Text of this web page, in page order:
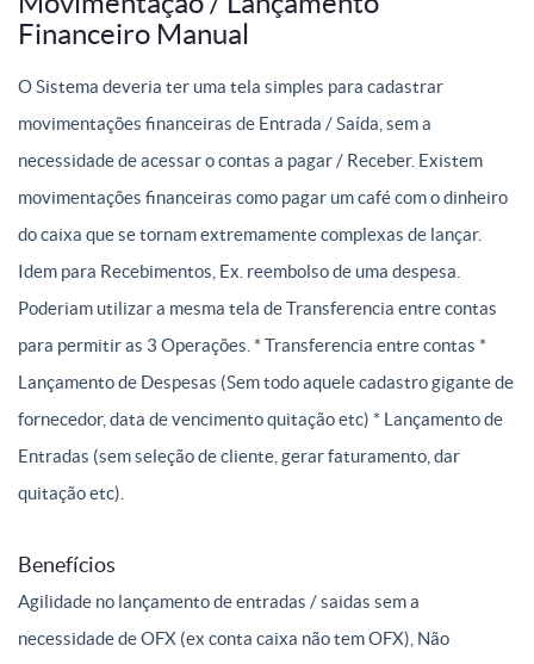
Financeiro Manual
O Sistema deveria ter uma tela simples para cadastrar
movimentações financeiras de Entrada / Saída, sem a
necessidade de acessar o contas a pagar / Receber. Existem
movimentações financeiras como pagar um café com o dinheiro
do caixa que se tornam extremamente complexas de lançar.
Idem para Recebimentos, Ex. reembolso de uma despesa.
Poderiam utilizar a mesma tela de Transferencia entre contas
para permitir as 3 Operações. * Transferencia entre contas *
Lançamento de Despesas (Sem todo aquele cadastro gigante de
fornecedor, data de vencimento quitação etc) * Lançamento de
Entradas (sem seleção de cliente, gerar faturamento, dar
quitação etc).
Benefícios
Agilidade no lançamento de entradas / saidas sem a
necessidade de OFX (ex conta caixa não tem OFX), Não